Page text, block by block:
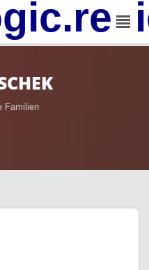
Familien